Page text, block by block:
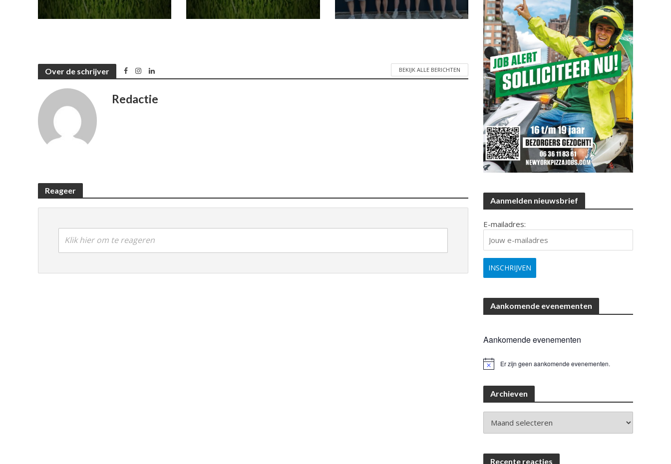
Over de schrijver BEKIJK ALLE BERICHTEN
Redactie
Reageer
Klik hier om te reageren
Aanmelden nieuwsbrief
E-mailadres:
Aankomende evenementen
Aankomende evenementen
B
t
Er zijn geen aankomende evenementen.
Archieven
Recente reacties